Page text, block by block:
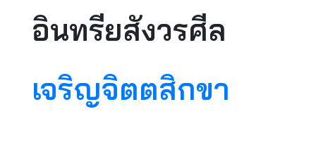
อินทรียสังวรศีล
เจริญจิตตสิกขา